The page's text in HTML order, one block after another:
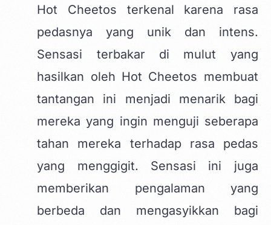
Hot Cheetos terkenal karena rasa
pedasnya yang unik dan intens.
Sensasi terbakar di mulut yang
hasilkan oleh Hot Cheetos membuat
tantangan ini menjadi menarik bagi
mereka yang ingin menguji seberapa
tahan mereka terhadap rasa pedas
yang menggigit. Sensasi ini juga
memberikan pengalaman yang
berbeda dan mengasyikkan bagi